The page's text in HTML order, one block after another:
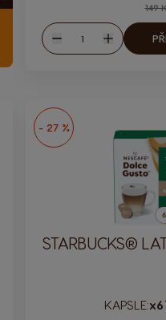
149
Množství
Zvýšit
- 27 %
STARBUCKS®
KAPSLE:x6